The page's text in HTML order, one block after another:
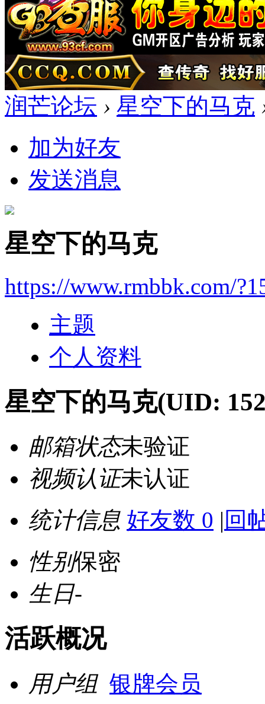
润芒论坛 › 星空下的马克
加为好友
发送消息
星空下的马克
https://www.rmbbk.com/
主题
个人资料
星空下的马克(UID:
邮箱状态未验证
视频认证未认证
统计信息 好友数 0 | 回
性别保密
生日-
活跃概况
用户组 银牌会员